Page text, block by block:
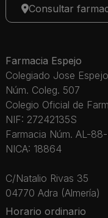
Consultar
Farmacia Espejo
Colegiado Jose
Núm. Coleg. 507
Colegio Oficial de
NIF: 27242135S
Farmacia Núm. AL-
NICA: 18864
C/Natalio Rivas 35
04770 Adra (Almería)
Horario ordinario